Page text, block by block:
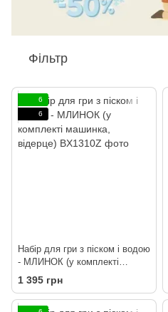
Фільтр
6
6
Набір для гри з піском і водою
- МЛИНОК (у комплекті
машинка, відерце)
1 395 грн